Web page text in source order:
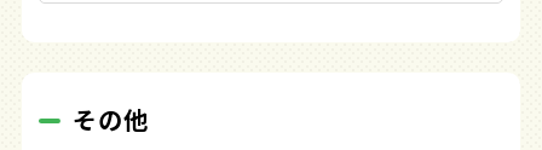
その他